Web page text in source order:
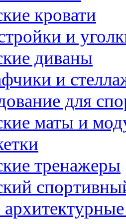
кровати
и
диваны
и
для
маты и
тренажеры